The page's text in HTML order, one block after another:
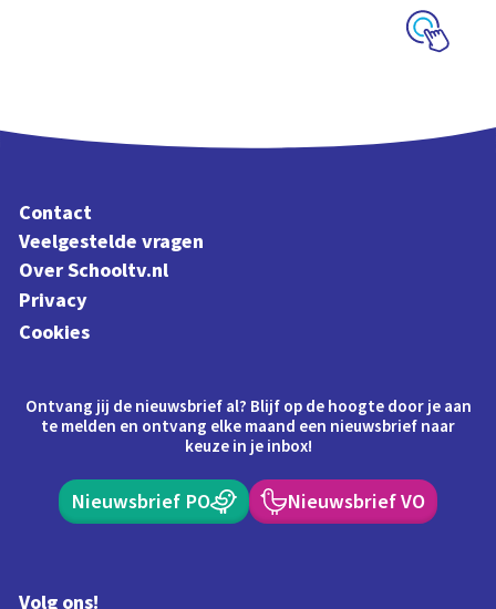
Contact
Veelgestelde vragen
Over Schooltv.nl
Privacy
Cookies
Ontvang jij de nieuwsbrief al? Blijf op de hoogte door je aan
te melden en ontvang elke maand een nieuwsbrief naar
keuze in je inbox!
Nieuwsbrief PO Nieuwsbrief VO
Volg ons!